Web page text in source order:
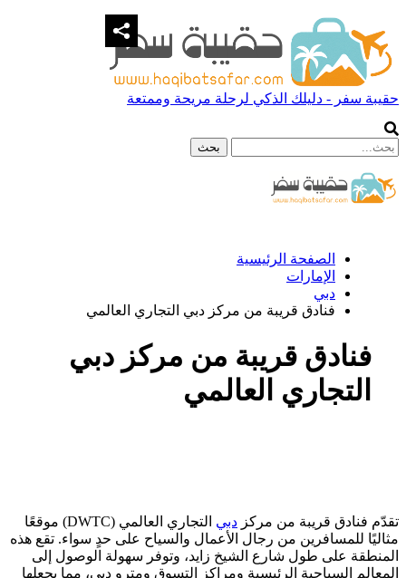
حقيبة سفر - دليلك الذكي لرحلة مريحة وممتعة
الصفحة الرئيسية
الإمارات
دبي
فنادق قريبة من مركز دبي التجاري العالمي
فنادق قريبة من مركز دبي
التجاري العالمي
تقدّم فنادق قريبة من مركز دبي
التجاري العالمي (DWTC) موقعًا
مثاليًا للمسافرين من رجال الأعمال والسياح على حدٍ سواء. تقع هذه
المنطقة على طول شارع الشيخ زايد، وتوفر سهولة الوصول إلى
المعالم السياحية الرئيسية ومراكز التسوق ومترو دبي، مما يجعلها